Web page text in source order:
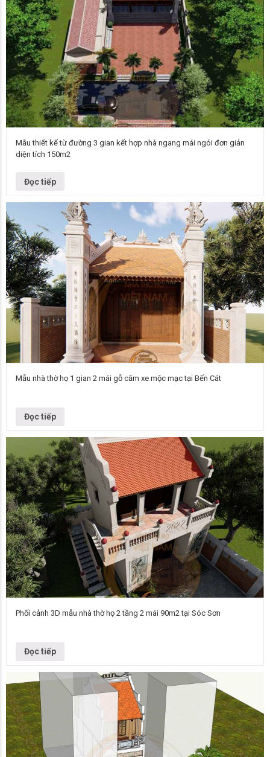
ở đơn giản Số tầng 01 Chủ…
Mẫu thiết kế từ đường 3 gian kết hợp nhà ngang mái ngói đơn giản
diện tích 150m2
Đọc tiếp
phụng sự các bậc tiên tổ trong tộc họ.…
Mẫu nhà thờ họ 1 gian 2 mái gỗ căm xe mộc mạc tại Bến Cát
Đọc tiếp
họ Lê Văn Tổng diện tích:…
Phối cảnh 3D mẫu nhà thờ họ 2 tầng 2 mái 90m2 tại Sóc Sơn
Đọc tiếp